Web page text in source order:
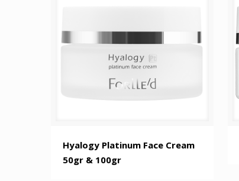
Hyalogy Platinum Face Cream
50gr & 100gr